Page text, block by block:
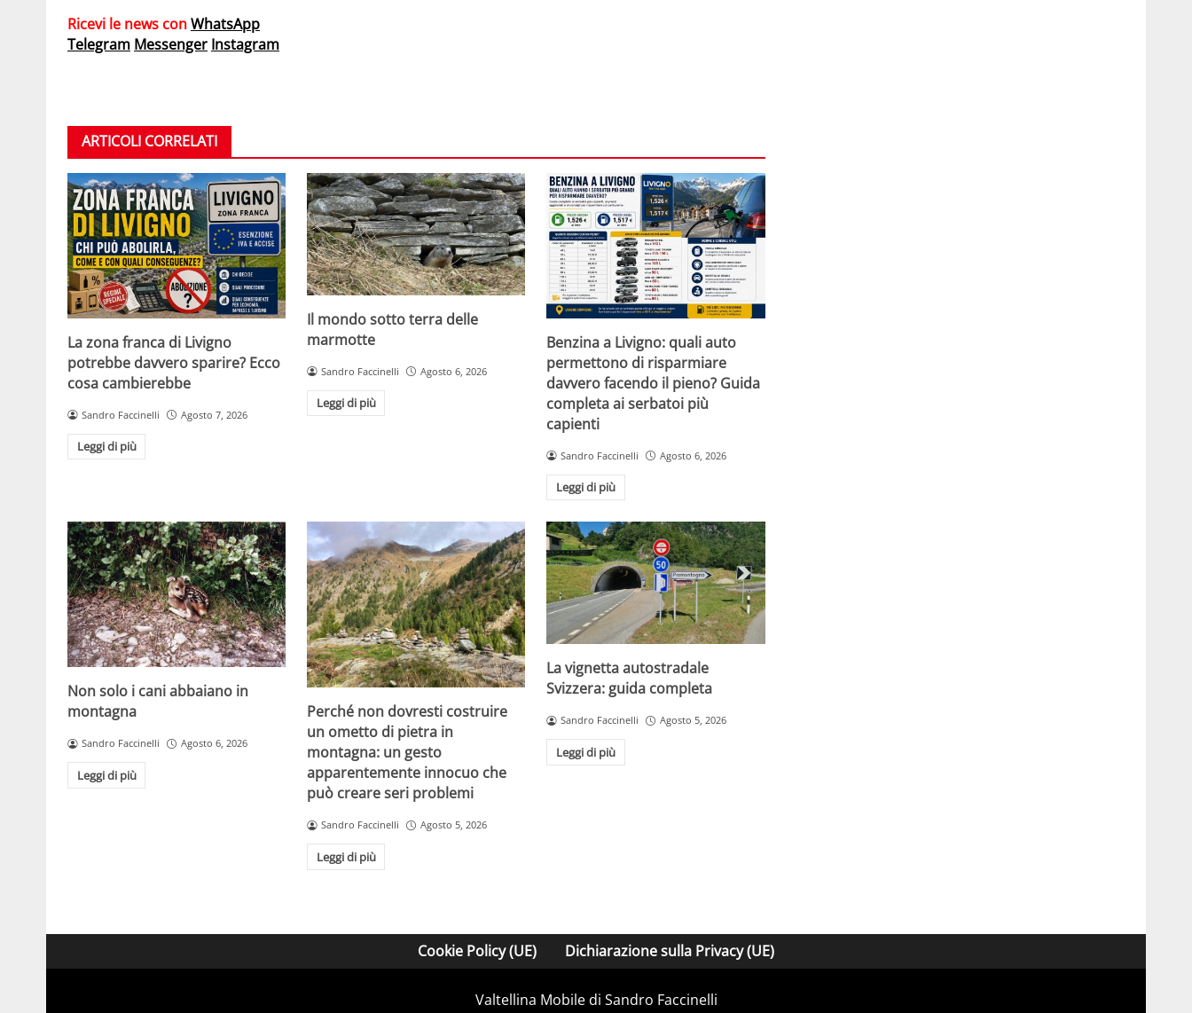
Ricevi le news conWhatsApp
Telegram Messenger Instagram
ARTICOLI CORRELATI
La zona franca di Livigno
potrebbe davvero sparire? Ecco
cosa cambierebbe
Sandro Faccinelli Agosto 7, 2026
Leggi di più
Il mondo sotto terra delle
marmotte
Sandro Faccinelli Agosto 6, 2026
Leggi di più
Benzina a Livigno: quali auto
permettono di risparmiare
davvero facendo il pieno? Guida
completa ai serbatoi più
capienti
Sandro Faccinelli Agosto 6, 2026
Leggi di più
Non solo i cani abbaiano in
montagna
Sandro Faccinelli Agosto 6, 2026
Leggi di più
Perché non dovresti costruire
un ometto di pietra in
montagna: un gesto
apparentemente innocuo che
può creare seri problemi
Sandro Faccinelli Agosto 5, 2026
Leggi di più
La vignetta autostradale
Svizzera: guida completa
Sandro Faccinelli Agosto 5, 2026
Leggi di più
Cookie Policy (UE) Dichiarazione sulla Privacy (UE)
Valtellina Mobile di Sandro Faccinelli